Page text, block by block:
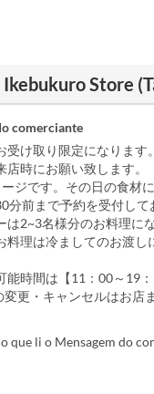
Store
comerciante
受け取り限定になります。
店時にお願い致します。
ジです。その日の食材
分前まで予約を受付
は2~3名様分のお料理にな
料理は冷ましてのお渡し
能時間は【11：00～19：
更・キャンセルはお
que li o Mensagem do